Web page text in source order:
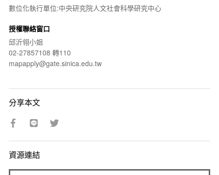
數位化執行單位:中央研究院人文社會科學研究中心
授權聯絡窗口
邱沂翎小姐
02-27857108 轉110
mapapply@gate.sinica.edu.tw
分享本文
資源連結